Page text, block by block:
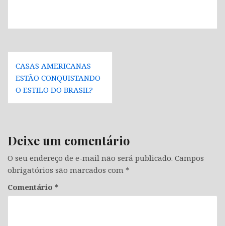
Navegação
de
Post
CASAS AMERICANAS
ESTÃO CONQUISTANDO
O ESTILO DO BRASIL?
Deixe um comentário
O seu endereço de e-mail não será publicado. Campos
obrigatórios são marcados com *
Comentário *